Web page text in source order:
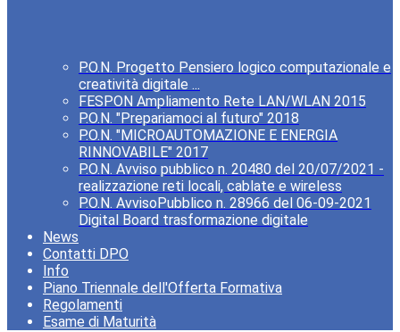
P.O.N. Progetto Pensiero logico computazionale e
creatività digitale ...
FESPON Ampliamento Rete LAN/WLAN 2015
P.O.N. "Prepariamoci al futuro" 2018
P.O.N. "MICROAUTOMAZIONE E ENERGIA
RINNOVABILE" 2017
P.O.N. Avviso pubblico n. 20480 del 20/07/2021 -
realizzazione reti locali, cablate e wireless
P.O.N. AvvisoPubblico n. 28966 del 06-09-2021
Digital Board trasformazione digitale
News
Contatti DPO
Info
Piano Triennale dell'Offerta Formativa
Regolamenti
Esame di Maturità